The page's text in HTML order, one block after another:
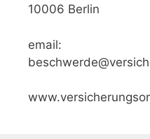
10006 Berlin
email: